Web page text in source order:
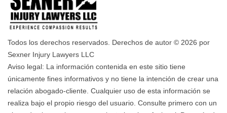
Todos los derechos reservados. Derechos de autor © 2026 por
Sexner Injury Lawyers LLC
Aviso legal: La información contenida en este sitio tiene
únicamente fines informativos y no tiene la intención de crear una
relación abogado-cliente. Cualquier uso de esta información se
realiza bajo el propio riesgo del usuario. Consulte primero con un